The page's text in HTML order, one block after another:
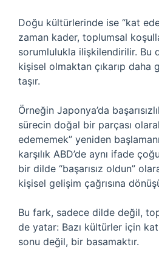
Doğu kültürlerinde ise “kat
zaman kader, toplumsal
sorumlulukla ilişkilendirilir. Bu
kişisel olmaktan çıkarıp daha
taşır.
Örneğin Japonya’da
sürecin doğal bir parçası
edememek” yeniden
karşılık ABD’de aynı ifade
bir dilde “başarısız oldun”
kişisel gelişim çağrısına
Bu fark, sadece dilde değil,
de yatar: Bazı kültürler için
sonu değil, bir basamaktır.